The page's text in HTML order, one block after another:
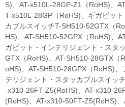
S)、AT-x510L-28GP-Z1（RoHS)、
T-x510L-28GP（RoHS)、ギガビッ
カブルスイッチT-SH510-52GTX（
HS)、AT-SH510-52GPX（RoHS)、
ガビット・インテリジェント・スタ
GTX（RoHS)、AT-SH510-28GTX（
oHS)、AT-SH510-28GPX（RoHS)
テリジェント・スタッカブルスイッ
-x310-26FT-Z5(RoHS)、AT-x310-
(RoHS)、AT-x310-50FT-Z5(RoHS)